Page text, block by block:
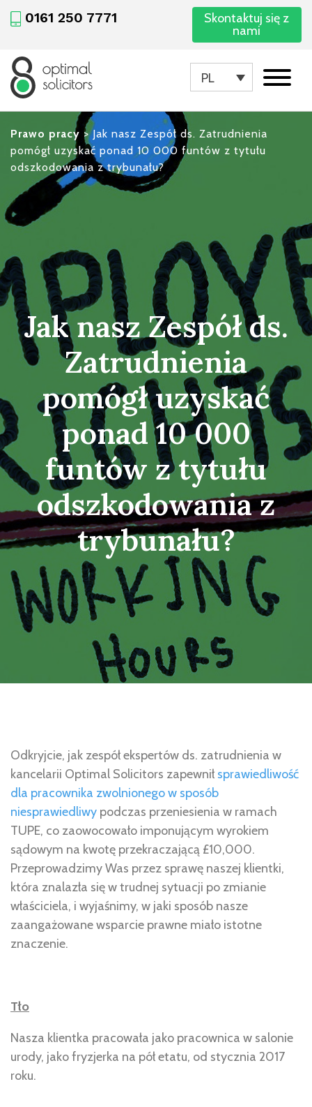
0161 250 7771
Skontaktuj się z
nami
PL
Prawo pracy >Jak nasz Zespół ds. Zatrudnienia
pomógł uzyskać ponad 10 000 funtów z tytułu
odszkodowania z trybunału?
Jak nasz Zespół ds.
Zatrudnienia
pomógł uzyskać
ponad 10 000
funtów z tytułu
odszkodowania z
trybunału?
Odkryjcie, jak zespół ekspertów ds. zatrudnienia w
kancelarii Optimal Solicitors zapewnił sprawiedliwość
dla pracownika zwolnionego w sposób
niesprawiedliwy podczas przeniesienia w ramach
TUPE, co zaowocowało imponującym wyrokiem
sądowym na kwotę przekraczającą £10,000.
Przeprowadzimy Was przez sprawę naszej klientki,
która znalazła się w trudnej sytuacji po zmianie
właściciela, i wyjaśnimy, w jaki sposób nasze
zaangażowane wsparcie prawne miało istotne
znaczenie.
Tło
Nasza klientka pracowała jako pracownica w salonie
urody, jako fryzjerka na pół etatu, od stycznia 2017
roku.